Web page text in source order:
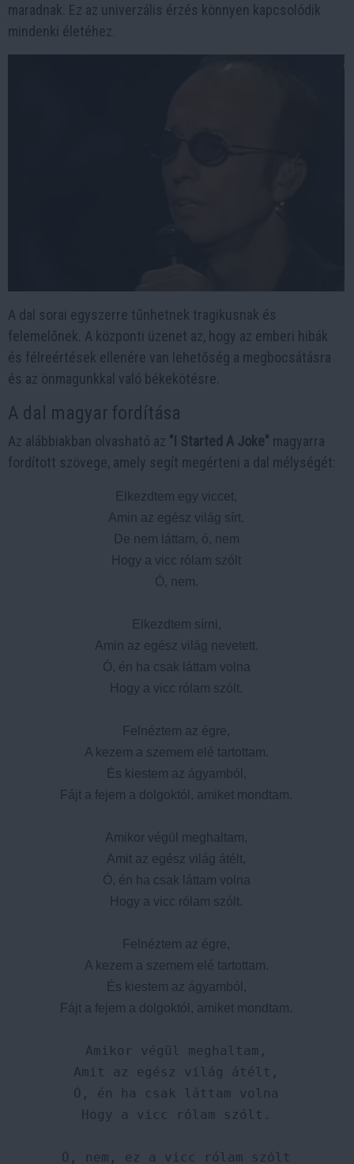
maradnak. Ez az univerzális érzés könnyen kapcsolódik
mindenki életéhez.
A dal sorai egyszerre tűnhetnek tragikusnak és
felemelőnek. A központi üzenet az, hogy az emberi hibák
és félreértések ellenére van lehetőség a megbocsátásra
és az önmagunkkal való békekötésre.
A dal magyar fordítása
Az alábbiakban olvasható az "I Started A Joke" magyarra
fordított szövege, amely segít megérteni a dal mélységét:
Elkezdtem egy viccet,
Amin az egész világ sírt.
De nem láttam, ó, nem
Hogy a vicc rólam szólt
Ó, nem.
Elkezdtem sírni,
Amin az egész világ nevetett.
Ó, én ha csak láttam volna
Hogy a vicc rólam szólt.
Felnéztem az égre,
A kezem a szemem elé tartottam.
És kiestem az ágyamból,
Fájt a fejem a dolgoktól, amiket mondtam.
Amikor végül meghaltam,
Amit az egész világ átélt,
Ó, én ha csak láttam volna
Hogy a vicc rólam szólt.
Felnéztem az égre,
A kezem a szemem elé tartottam.
És kiestem az ágyamból,
Amikor végül meghaltam,
Amit az egész világ átélt,
Ó, én ha csak láttam volna
Hogy a vicc rólam szólt.
Ó, nem, ez a vicc rólam szólt